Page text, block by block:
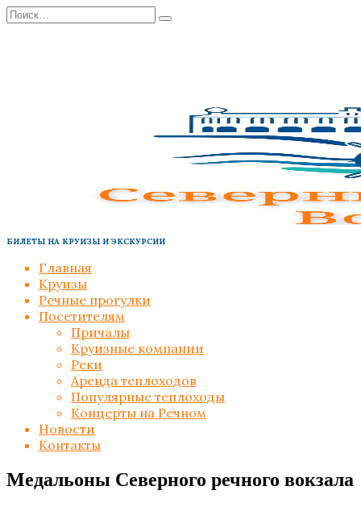
Перейти
к
Search
for:
БИЛЕТЫ НА КРУИЗЫ И ЭКСКУРСИИ
Главная
Круизы
Речные прогулки
Посетителям
Причалы
Круизные компании
Реки
Аренда теплоходов
Популярные теплоходы
Концерты на Речном
Новости
Контакты
Медальоны Северного речного вокзала